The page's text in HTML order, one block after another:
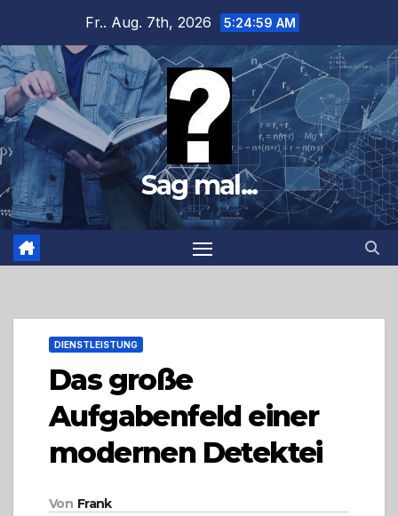
springen
Fr.. Aug. 7th, 2026 5:25:00 AM
Sag mal...
DIENSTLEISTUNG
Das große
Aufgabenfeld einer
modernen Detektei
Von Frank